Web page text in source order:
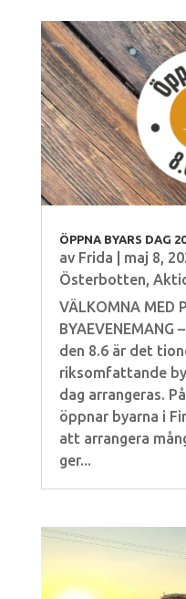
ÖPPNA BYARS DAG
av Frida maj 8,
Österbotten,
VÄLKOMNA MED
BYAEVENEMANG
den 8.6 är det
riksomfattande
dag arrangeras.
öppnar byarna i
att arrangera
ger...